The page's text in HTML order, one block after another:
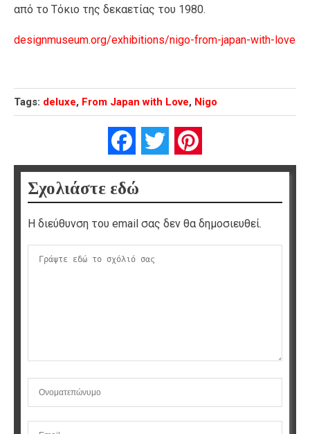
από το Τόκιο της δεκαετίας του 1980.
designmuseum.org/exhibitions/nigo-from-japan-with-love
Tags: deluxe, From Japan with Love, Nigo
FacebookTwitter
Σχολιάστε εδώ
Η διεύθυνση του email σας δεν θα δημοσιευθεί.